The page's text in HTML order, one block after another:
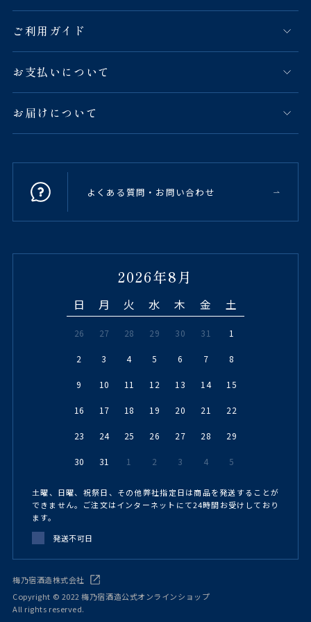
ご利用ガイド
お支払いについて
お届けについて
よくある質問・お問い合わせ
2026年8月
日 月 火 水 木 金 土
26 27 28 29 30 31 1
2 3 4 5 6 7 8
9 10 11 12 13 14 15
16 17 18 19 20 21 22
23 24 25 26 27 28 29
30 31 1 2 3 4 5
土曜、日曜、祝祭日、その他弊社指定日は商品を発送することが
できません。ご注文はインターネットにて24時間お受けしており
ます。
発送不可日
梅乃宿酒造株式会社
Copyright © 2022 梅乃宿酒造公式オンラインショップ
All rights reserved.